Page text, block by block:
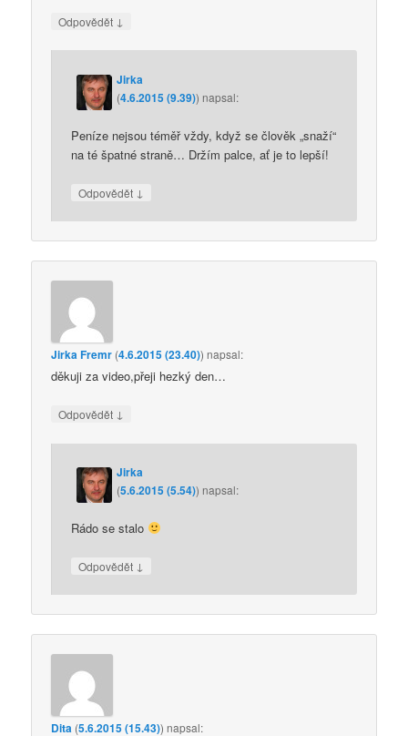
Odpovědět ↓
Jirka
(4.6.2015 (9.39)) napsal:
Peníze nejsou téměř vždy, když se člověk „snaží“
na té špatné straně… Držím palce, ať je to lepší!
Odpovědět ↓
Jirka Fremr (4.6.2015 (23.40))napsal:
děkuji za video,přeji hezký den…
Odpovědět ↓
Jirka
(5.6.2015 (5.54)) napsal:
Rádo se stalo
Odpovědět ↓
Dita (5.6.2015 (15.43))napsal: